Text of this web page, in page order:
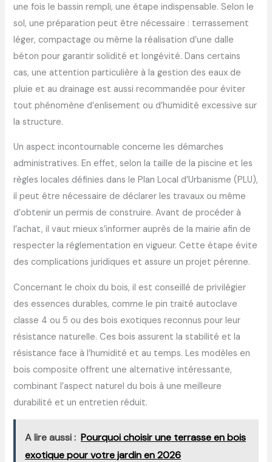
une fois le bassin rempli, une étape indispensable. Selon le
sol, une préparation peut être nécessaire : terrassement
léger, compactage ou même la réalisation d’une dalle
béton pour garantir solidité et longévité. Dans certains
cas, une attention particulière à la gestion des eaux de
pluie et au drainage est aussi recommandée pour éviter
tout phénomène d’enlisement ou d’humidité excessive sur
la structure.
Un aspect incontournable concerne les démarches
administratives. En effet, selon la taille de la piscine et les
règles locales définies dans le Plan Local d’Urbanisme (PLU),
il peut être nécessaire de déclarer les travaux ou même
d’obtenir un permis de construire. Avant de procéder à
l’achat, il vaut mieux s’informer auprès de la mairie afin de
respecter la réglementation en vigueur. Cette étape évite
des complications juridiques et assure un projet pérenne.
Concernant le choix du bois, il est conseillé de privilégier
des essences durables, comme le pin traité autoclave
classe 4 ou 5 ou des bois exotiques reconnus pour leur
résistance naturelle. Ces bois assurent la stabilité et la
résistance face à l’humidité et au temps. Les modèles en
bois composite offrent une alternative intéressante,
combinant l’aspect naturel du bois à une meilleure
durabilité et un entretien réduit.
A lire aussi : Pourquoi choisir une terrasse en bois
exotique pour votre jardin en 2026